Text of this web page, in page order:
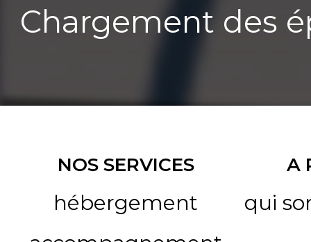
Chargement des
NOS SERVICES
hébergement
A
qui